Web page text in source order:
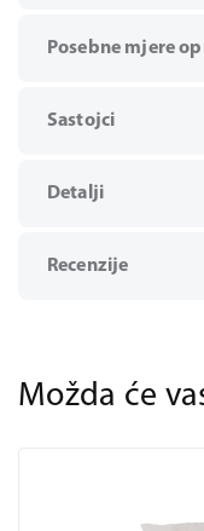
Posebne mjere
Sastojci
Detalji
Recenzije
Možda će